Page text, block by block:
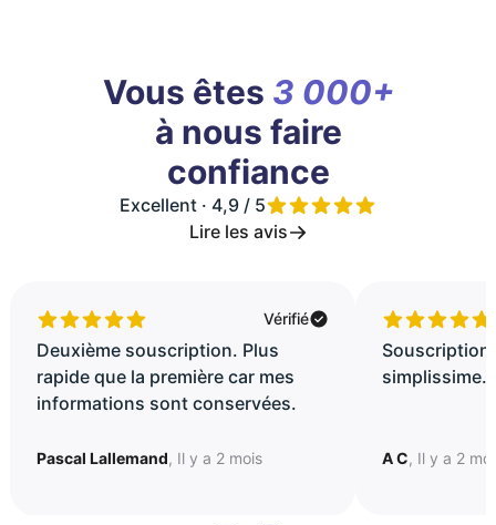
Vous êtes 3 000+
à nous faire
confiance
Excellent · 4,9 / 5
Lire les avis
Vérifié
Deuxième souscription. Plus
rapide que la première car mes
informations sont conservées.
Pascal Lallemand, Il y a 2 mois
Souscription
A C, Il y a 2